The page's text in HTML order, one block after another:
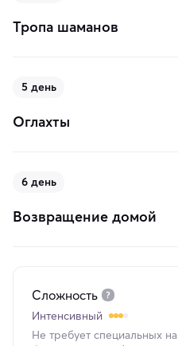
Тропа шаманов
5 день
Оглахты
6 день
Возвращение домой
Сложность
Интенсивный
Не требует специальных